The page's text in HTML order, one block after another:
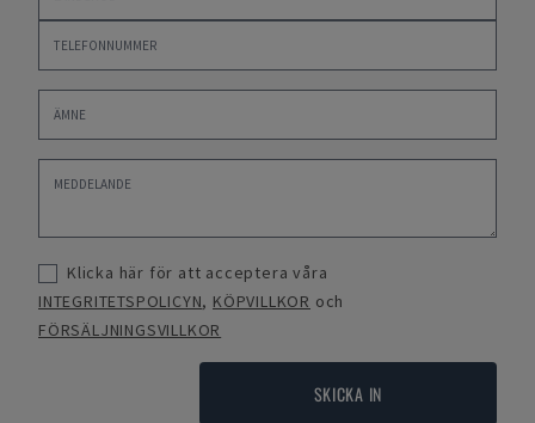
Klicka här för att acceptera våra
INTEGRITETSPOLICYN, KÖPVILLKOR och
FÖRSÄLJNINGSVILLKOR
SKICKA IN